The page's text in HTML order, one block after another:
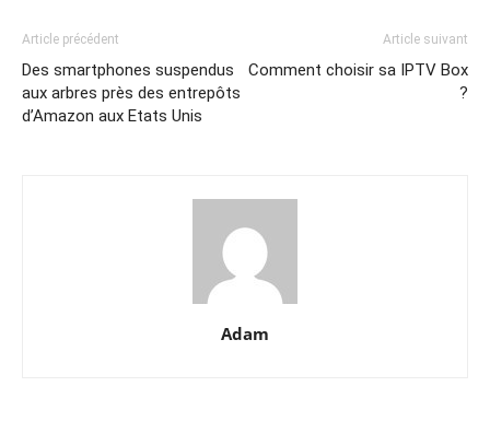
Article précédent
Des smartphones suspendus
aux arbres près des entrepôts
d’Amazon aux Etats Unis
Article suivant
Comment choisir sa IPTV Box
?
Adam